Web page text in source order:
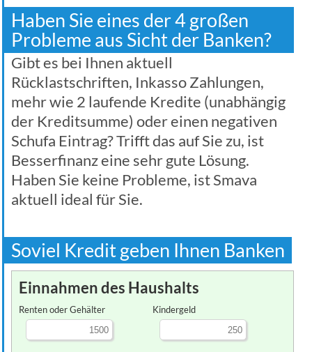
Haben Sie eines der 4 großen
Probleme aus Sicht der Banken?
Gibt es bei Ihnen aktuell
Rücklastschriften, Inkasso Zahlungen,
mehr wie 2 laufende Kredite (unabhängig
der Kreditsumme) oder einen negativen
Schufa Eintrag? Trifft das auf Sie zu, ist
Besserfinanz eine sehr gute Lösung.
Haben Sie keine Probleme, ist Smava
aktuell ideal für Sie.
Soviel Kredit geben Ihnen Banken
Einnahmen des Haushalts
Renten oder Gehälter Kindergeld